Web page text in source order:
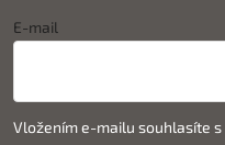
E-mail
Vložením e-mailu souhlasíte s